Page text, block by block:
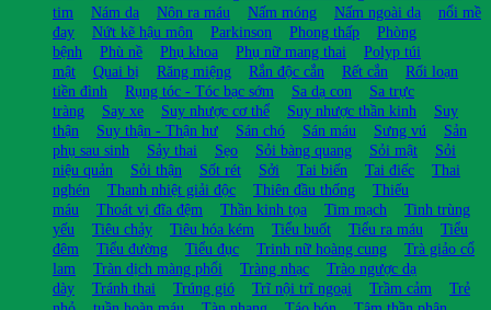
tim
Nám da Nôn ra máu Nấm móng Nấm ngoài da
nổi mề
đay
Nứt kẽ hậu môn Parkinson Phong thấp
Phòng
bệnh
Phù nề Phụ khoa Phụ nữ mang thai
Polyp túi
mật
Quai bị Răng miệng Rắn độc cắn Rết cắn
Rối loạn
tiền đình
Rụng tóc - Tóc bạc sớm Sa dạ con
Sa trực
tràng
Say xe Suy nhược cơ thể Suy nhược thần kinh
Suy
thận
Suy thận - Thận hư Sán chó Sán máu Sưng vú
Sản
phụ sau sinh
Sảy thai Sẹo Sỏi bàng quang Sỏi mật
Sỏi
niệu quản
Sỏi thận Sốt rét Sởi Tai biến Tai điếc
Thai
nghén
Thanh nhiệt giải độc Thiên đầu thống
Thiếu
máu
Thoát vị đĩa đệm Thần kinh tọa Tim mạch
Tinh trùng
yếu
Tiêu chảy Tiêu hóa kém Tiểu buốt Tiểu ra máu
Tiểu
đêm
Tiểu đường Tiểu đục Trinh nữ hoàng cung
Trà giảo cổ
lam
Tràn dịch màng phổi Tràng nhạc
Trào ngược dạ
dày
Tránh thai Trúng gió Trĩ nội trĩ ngoại Trầm cảm
Trẻ